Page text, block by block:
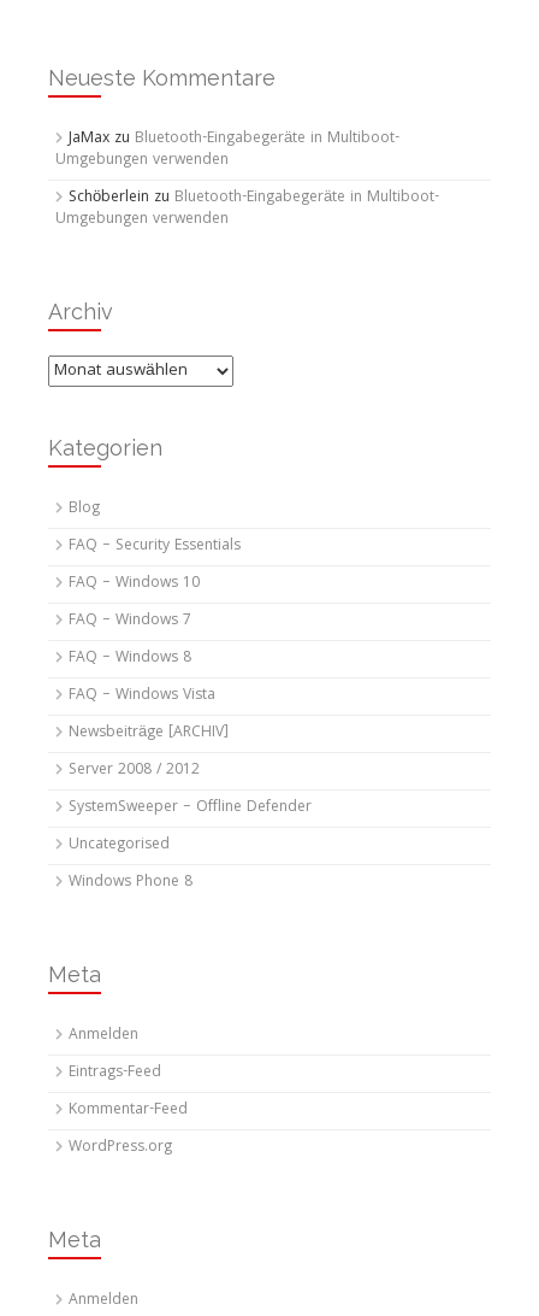
Neueste Kommentare
JaMax zu Bluetooth-Eingabegeräte in Multiboot-
Umgebungen verwenden
Schöberlein zu Bluetooth-Eingabegeräte in Multiboot-
Umgebungen verwenden
Archiv
Archiv
Kategorien
Blog
FAQ – Security Essentials
FAQ – Windows 10
FAQ – Windows 7
FAQ – Windows 8
FAQ – Windows Vista
Newsbeiträge [ARCHIV]
Server 2008 / 2012
SystemSweeper – Offline Defender
Uncategorised
Windows Phone 8
Meta
Anmelden
Eintrags-Feed
Kommentar-Feed
WordPress.org
Meta
Anmelden